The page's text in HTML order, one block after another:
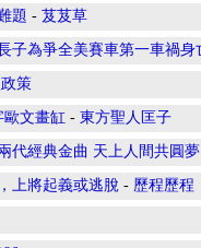
題 - 芨芨草
子為爭全美賽車第一車禍身
策
歐文畫缸 - 東方聖人匡子
代經典金曲 天上人間共圓夢
上將起義或逃脫 - 歷程歷程